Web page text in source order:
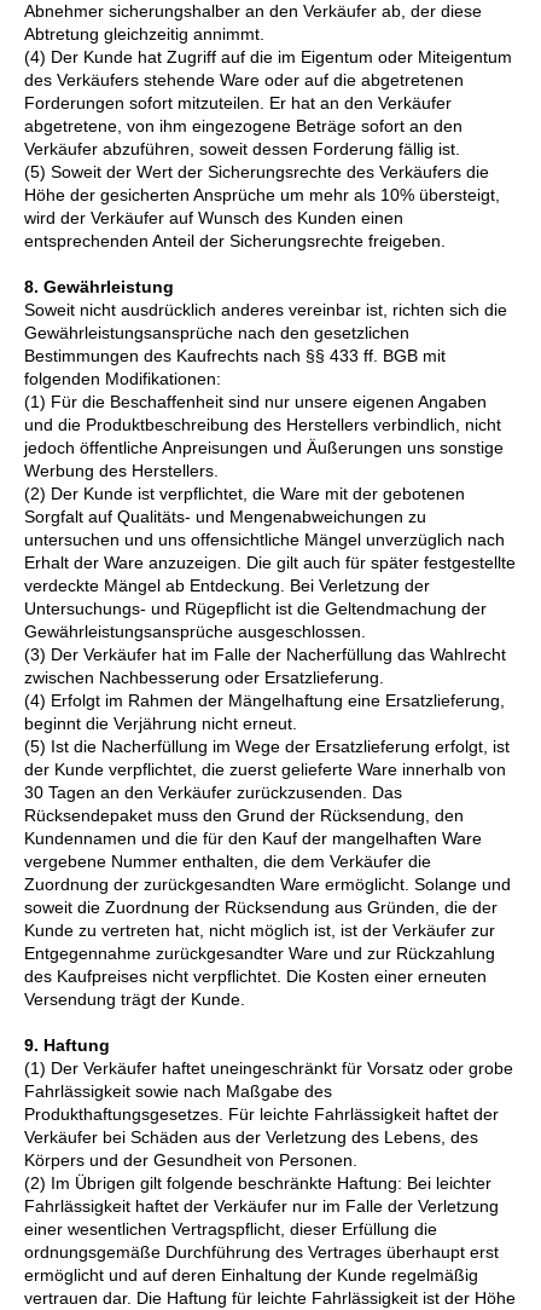
Abnehmer sicherungshalber an den Verkäufer ab, der diese
Abtretung gleichzeitig annimmt.
(4) Der Kunde hat Zugriff auf die im Eigentum oder Miteigentum
des Verkäufers stehende Ware oder auf die abgetretenen
Forderungen sofort mitzuteilen. Er hat an den Verkäufer
abgetretene, von ihm eingezogene Beträge sofort an den
Verkäufer abzuführen, soweit dessen Forderung fällig ist.
(5) Soweit der Wert der Sicherungsrechte des Verkäufers die
Höhe der gesicherten Ansprüche um mehr als 10% übersteigt,
wird der Verkäufer auf Wunsch des Kunden einen
entsprechenden Anteil der Sicherungsrechte freigeben.
8. Gewährleistung
Soweit nicht ausdrücklich anderes vereinbar ist, richten sich die
Gewährleistungsansprüche nach den gesetzlichen
Bestimmungen des Kaufrechts nach §§ 433 ff. BGB mit
folgenden Modifikationen:
(1) Für die Beschaffenheit sind nur unsere eigenen Angaben
und die Produktbeschreibung des Herstellers verbindlich, nicht
jedoch öffentliche Anpreisungen und Äußerungen uns sonstige
Werbung des Herstellers.
(2) Der Kunde ist verpflichtet, die Ware mit der gebotenen
Sorgfalt auf Qualitäts- und Mengenabweichungen zu
untersuchen und uns offensichtliche Mängel unverzüglich nach
Erhalt der Ware anzuzeigen. Die gilt auch für später festgestellte
verdeckte Mängel ab Entdeckung. Bei Verletzung der
Untersuchungs- und Rügepflicht ist die Geltendmachung der
Gewährleistungsansprüche ausgeschlossen.
(3) Der Verkäufer hat im Falle der Nacherfüllung das Wahlrecht
zwischen Nachbesserung oder Ersatzlieferung.
(4) Erfolgt im Rahmen der Mängelhaftung eine Ersatzlieferung,
beginnt die Verjährung nicht erneut.
(5) Ist die Nacherfüllung im Wege der Ersatzlieferung erfolgt, ist
der Kunde verpflichtet, die zuerst gelieferte Ware innerhalb von
30 Tagen an den Verkäufer zurückzusenden. Das
Rücksendepaket muss den Grund der Rücksendung, den
Kundennamen und die für den Kauf der mangelhaften Ware
vergebene Nummer enthalten, die dem Verkäufer die
Zuordnung der zurückgesandten Ware ermöglicht. Solange und
soweit die Zuordnung der Rücksendung aus Gründen, die der
Kunde zu vertreten hat, nicht möglich ist, ist der Verkäufer zur
Entgegennahme zurückgesandter Ware und zur Rückzahlung
des Kaufpreises nicht verpflichtet. Die Kosten einer erneuten
Versendung trägt der Kunde.
9. Haftung
(1) Der Verkäufer haftet uneingeschränkt für Vorsatz oder grobe
Fahrlässigkeit sowie nach Maßgabe des
Produkthaftungsgesetzes. Für leichte Fahrlässigkeit haftet der
Verkäufer bei Schäden aus der Verletzung des Lebens, des
Körpers und der Gesundheit von Personen.
(2) Im Übrigen gilt folgende beschränkte Haftung: Bei leichter
Fahrlässigkeit haftet der Verkäufer nur im Falle der Verletzung
einer wesentlichen Vertragspflicht, dieser Erfüllung die
ordnungsgemäße Durchführung des Vertrages überhaupt erst
ermöglicht und auf deren Einhaltung der Kunde regelmäßig
vertrauen dar. Die Haftung für leichte Fahrlässigkeit ist der Höhe